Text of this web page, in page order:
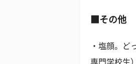
■その他
・塩顔。ど
専門学校生）